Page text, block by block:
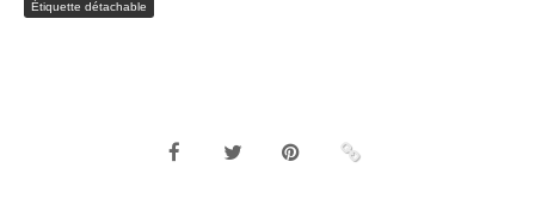
Étiquette détachable